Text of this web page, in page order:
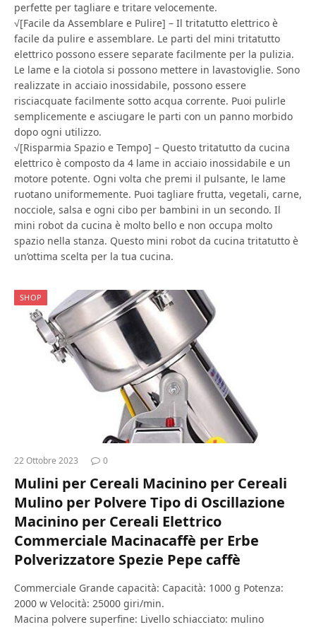
perfette per tagliare e tritare velocemente.
√[Facile da Assemblare e Pulire] – Il tritatutto elettrico è
facile da pulire e assemblare. Le parti del mini tritatutto
elettrico possono essere separate facilmente per la pulizia.
Le lame e la ciotola si possono mettere in lavastoviglie. Sono
realizzate in acciaio inossidabile, possono essere
risciacquate facilmente sotto acqua corrente. Puoi pulirle
semplicemente e asciugare le parti con un panno morbido
dopo ogni utilizzo.
√[Risparmia Spazio e Tempo] – Questo tritatutto da cucina
elettrico è composto da 4 lame in acciaio inossidabile e un
motore potente. Ogni volta che premi il pulsante, le lame
ruotano uniformemente. Puoi tagliare frutta, vegetali, carne,
nocciole, salsa e ogni cibo per bambini in un secondo. Il
mini robot da cucina è molto bello e non occupa molto
spazio nella stanza. Questo mini robot da cucina tritatutto è
un’ottima scelta per la tua cucina.
SHOP
22 Ottobre 2023 0
Mulini per Cereali Macinino per Cereali
Mulino per Polvere Tipo di Oscillazione
Macinino per Cereali Elettrico
Commerciale Macinacaffè per Erbe
Polverizzatore Spezie Pepe caffè
Commerciale Grande capacità: Capacità: 1000 g Potenza:
2000 w Velocità: 25000 giri/min.
Macina polvere superfine: Livello schiacciato: mulino